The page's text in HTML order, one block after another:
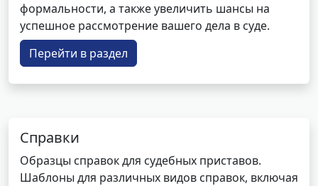
формальности, а также увеличить шансы на
успешное рассмотрение вашего дела в суде.
Перейти в раздел
Справки
Образцы справок для судебных приставов.
Шаблоны для различных видов справок, включая